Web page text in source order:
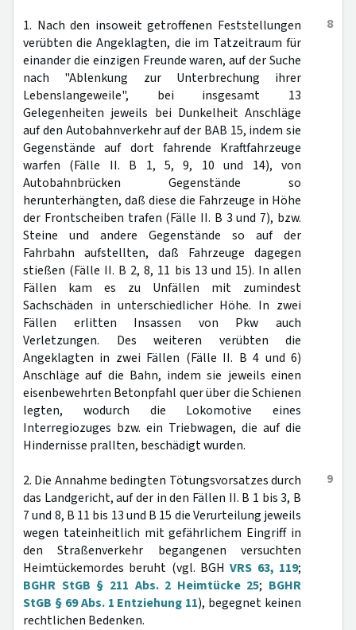
8
1. Nach den insoweit getroffenen Feststellungen
verübten die Angeklagten, die im Tatzeitraum für
einander die einzigen Freunde waren, auf der Suche
nach "Ablenkung zur Unterbrechung ihrer
Lebenslangeweile", bei insgesamt 13
Gelegenheiten jeweils bei Dunkelheit Anschläge
auf den Autobahnverkehr auf der BAB 15, indem sie
Gegenstände auf dort fahrende Kraftfahrzeuge
warfen (Fälle II. B 1, 5, 9, 10 und 14), von
Autobahnbrücken Gegenstände so
herunterhängten, daß diese die Fahrzeuge in Höhe
der Frontscheiben trafen (Fälle II. B 3 und 7), bzw.
Steine und andere Gegenstände so auf der
Fahrbahn aufstellten, daß Fahrzeuge dagegen
stießen (Fälle II. B 2, 8, 11 bis 13 und 15). In allen
Fällen kam es zu Unfällen mit zumindest
Sachschäden in unterschiedlicher Höhe. In zwei
Fällen erlitten Insassen von Pkw auch
Verletzungen. Des weiteren verübten die
Angeklagten in zwei Fällen (Fälle II. B 4 und 6)
Anschläge auf die Bahn, indem sie jeweils einen
eisenbewehrten Betonpfahl quer über die Schienen
legten, wodurch die Lokomotive eines
Interregiozuges bzw. ein Triebwagen, die auf die
Hindernisse prallten, beschädigt wurden.
9
2. Die Annahme bedingten Tötungsvorsatzes durch
das Landgericht, auf der in den Fällen II. B 1 bis 3, B
7 und 8, B 11 bis 13 und B 15 die Verurteilung jeweils
wegen tateinheitlich mit gefährlichem Eingriff in
den Straßenverkehr begangenen versuchten
Heimtückemordes beruht (vgl. BGHVRS 63, 119;
BGHR StGB § 211 Abs. 2 Heimtücke 25; BGHR
StGB § 69 Abs. 1 Entziehung 11), begegnet keinen
rechtlichen Bedenken.